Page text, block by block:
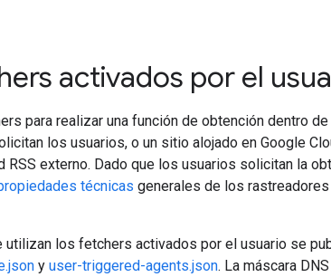
activados por el
para realizar una función de obtención dentro
los usuarios, o un sitio alojado en Google
RSS externo. Dado que los usuarios solicitan la
técnicas generales de los
utilizan los fetchers activados por el usuario se
y user-triggered-agents.json. La máscara